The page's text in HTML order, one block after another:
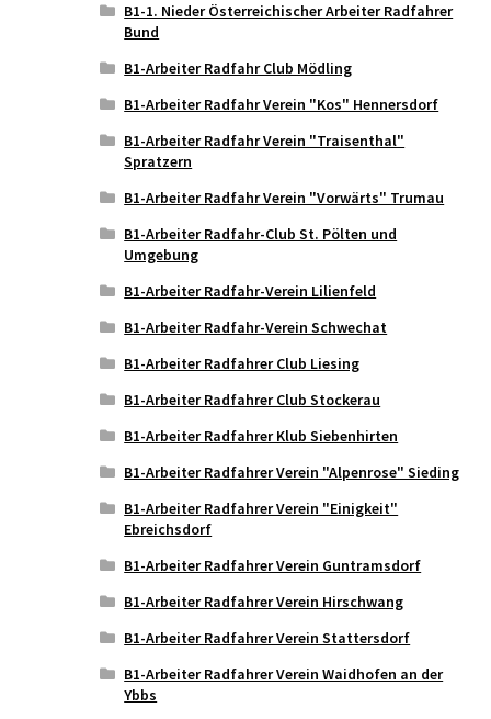
B1-1. Nieder Österreichischer Arbeiter Radfahrer
Bund
B1-Arbeiter Radfahr Club Mödling
B1-Arbeiter Radfahr Verein "Kos" Hennersdorf
B1-Arbeiter Radfahr Verein "Traisenthal"
Spratzern
B1-Arbeiter Radfahr Verein "Vorwärts" Trumau
B1-Arbeiter Radfahr-Club St. Pölten und
Umgebung
B1-Arbeiter Radfahr-Verein Lilienfeld
B1-Arbeiter Radfahr-Verein Schwechat
B1-Arbeiter Radfahrer Club Liesing
B1-Arbeiter Radfahrer Club Stockerau
B1-Arbeiter Radfahrer Klub Siebenhirten
B1-Arbeiter Radfahrer Verein "Alpenrose" Sieding
B1-Arbeiter Radfahrer Verein "Einigkeit"
Ebreichsdorf
B1-Arbeiter Radfahrer Verein Guntramsdorf
B1-Arbeiter Radfahrer Verein Hirschwang
B1-Arbeiter Radfahrer Verein Stattersdorf
B1-Arbeiter Radfahrer Verein Waidhofen an der
Ybbs